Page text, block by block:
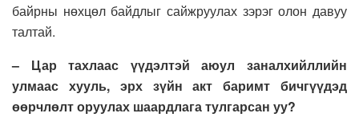
байрны нөхцөл байдлыг сайжруулах зэрэг олон давуу
талтай.
– Цар тахлаас үүдэлтэй аюул заналхийллийн
улмаас хууль, эрх зүйн акт баримт бичгүүдэд
өөрчлөлт оруулах шаардлага тулгарсан уу?